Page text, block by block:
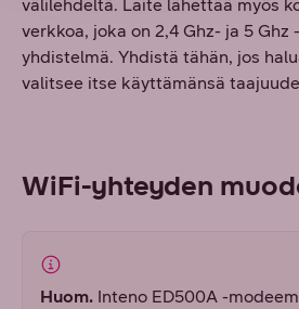
välilehdeltä. Laite lähettää myös
verkkoa, joka on 2,4 Ghz- ja 5 Ghz
yhdistelmä. Yhdistä tähän, jos
valitsee itse käyttämänsä
WiFi-yhteyden
Huom. Inteno ED500A -